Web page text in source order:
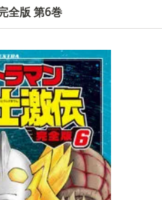
全版 第6巻